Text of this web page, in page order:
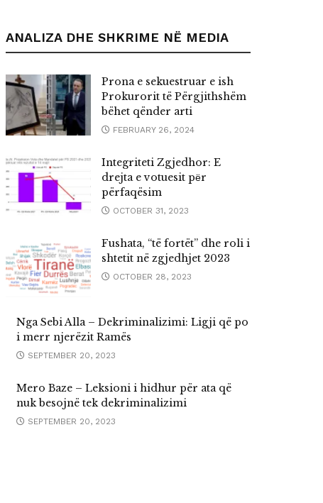
ANALIZA DHE SHKRIME NË MEDIA
Prona e sekuestruar e ish
Prokurorit të Përgjithshëm
bëhet qënder arti
FEBRUARY 26, 2024
Integriteti Zgjedhor: E
drejta e votuesit pёr
përfaqësim
OCTOBER 31, 2023
Fushata, “të fortët” dhe roli i
shtetit në zgjedhjet 2023
OCTOBER 28, 2023
Nga Sebi Alla – Dekriminalizimi: Ligji që po
i merr njerëzit Ramës
SEPTEMBER 20, 2023
Mero Baze – Leksioni i hidhur për ata që
nuk besojnë tek dekriminalizimi
SEPTEMBER 20, 2023